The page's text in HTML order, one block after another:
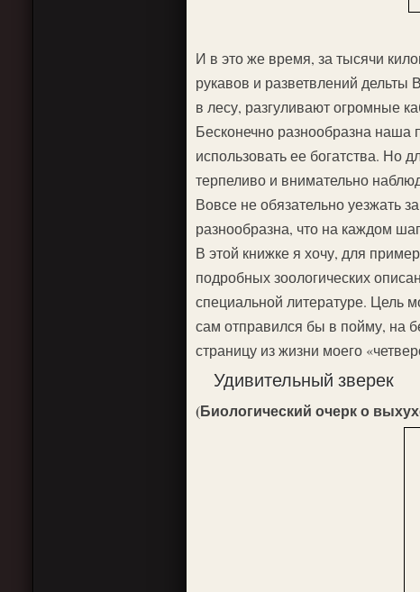
И в это же время, за тысячи
рукавов и разветвлений дельты
в лесу, разгуливают огромные
Бесконечно разнообразна наша
использовать ее богатства. Но
терпеливо и внимательно
Вовсе не обязательно уезжать
разнообразна, что на каждом
В этой книжке я хочу, для
подробных зоологических
специальной литературе. Цель
сам отправился бы в пойму, на
страницу из жизни моего
Удивительный зверек
(Биологический очерк о